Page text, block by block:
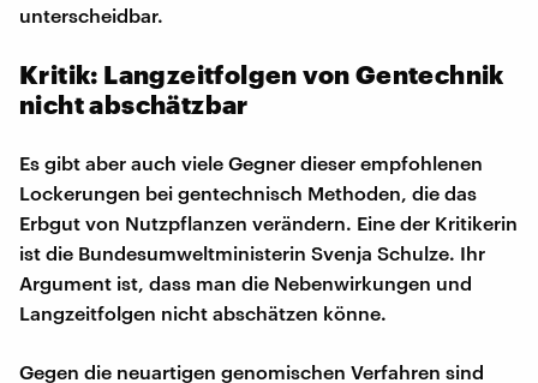
unterscheidbar.
Kritik: Langzeitfolgen von Gentechnik
nicht abschätzbar
Es gibt aber auch viele Gegner dieser empfohlenen
Lockerungen bei gentechnisch Methoden, die das
Erbgut von Nutzpflanzen verändern. Eine der Kritikerin
ist die Bundesumweltministerin Svenja Schulze. Ihr
Argument ist, dass man die Nebenwirkungen und
Langzeitfolgen nicht abschätzen könne.
Gegen die neuartigen genomischen Verfahren sind